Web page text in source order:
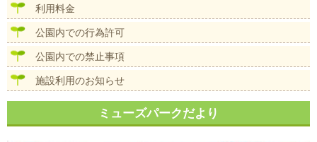
利用料金
公園内での行為許可
公園内での禁止事項
施設利用のお知らせ
ミューズパークだより